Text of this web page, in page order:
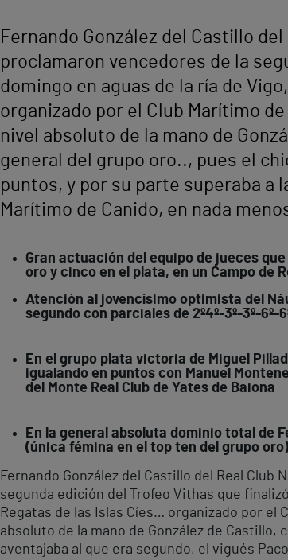
Fernando González del Castillo
proclamaron vencedores de la
domingo en aguas de la ría de
organizado por el Club Marítimo
nivel absoluto de la mano de
general del grupo oro.., pues el
puntos, y por su parte superaba a
Marítimo de Canido, en nada
Gran actuación del equipo de jueces
oro y cinco en el plata, en un Campo de
Atención al jovencísimo optimista del
segundo con parciales de 2º4º-3º-3º-
En el grupo plata victoria de Miguel
igualando en puntos con Manuel
del Monte Real Club de Yates de Baiona
En la general absoluta dominio total de
(única fémina en el top ten del grupo
Fernando González del Castillo del Real
segunda edición del Trofeo Vithas que
Regatas de las Islas Cíes… organizado por
absoluto de la mano de González de
aventajaba al que era segundo, el vigués